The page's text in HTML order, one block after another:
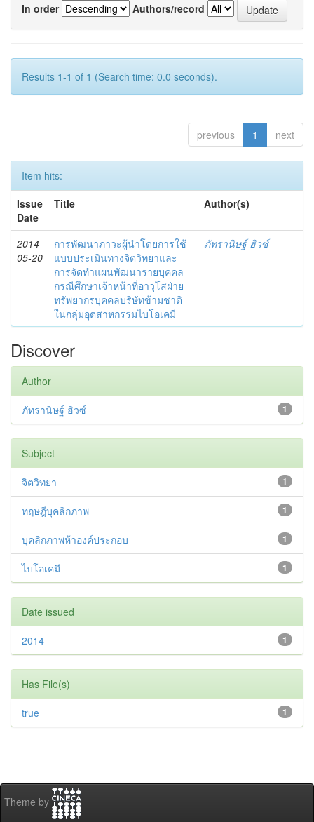
In order
Authors/record
Results 1-1 of 1 (Search time: 0.0 seconds).
previous 1 next
Item hits:
Issue
Date
Title Author(s)
2014-
05-20
การพัฒนาภาวะผู้นำโดยการใช้
แบบประเมินทางจิตวิทยาและ
การจัดทำแผนพัฒนารายบุคคล
กรณีศึกษาเจ้าหน้าที่อาวุโสฝ่าย
ทรัพยากรบุคคลบริษัทข้ามชาติ
ในกลุ่มอุตสาหกรรมไบโอเคมี
ภัทรานิษฐ์ ฮิวซ์
Discover
Author
1
ภัทรานิษฐ์ ฮิวซ์
Subject
1
จิตวิทยา
1
ทฤษฎีบุคลิกภาพ
1
บุคลิกภาพห้าองค์ประกอบ
1
ไบโอเคมี
Date issued
1
2014
Has File(s)
1
true
Theme by